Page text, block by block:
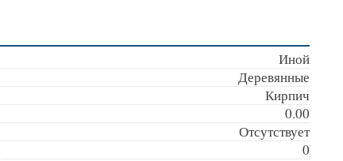
Иной
Деревянные
Кирпич
0.00
Отсутствует
0